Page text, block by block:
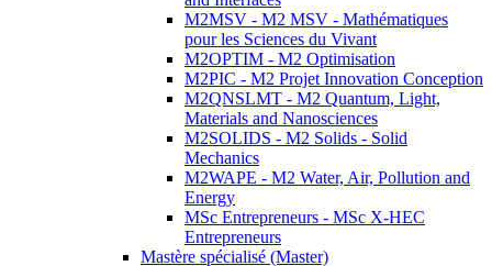
M2MSV - M2 MSV - Mathématiques
pour les Sciences du Vivant
M2OPTIM - M2 Optimisation
M2PIC - M2 Projet Innovation Conception
M2QNSLMT - M2 Quantum, Light,
Materials and Nanosciences
M2SOLIDS - M2 Solids - Solid
Mechanics
M2WAPE - M2 Water, Air, Pollution and
Energy
MSc Entrepreneurs - MSc X-HEC
Entrepreneurs
Mastère spécialisé (Master)